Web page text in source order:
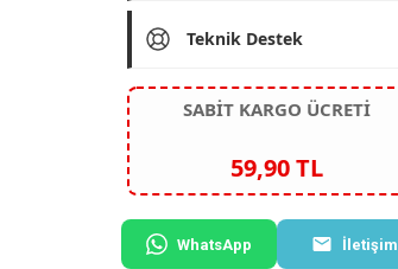
Teknik Destek
SABİT KARGO ÜCRETİ
59,90 TL
WhatsApp İletişim